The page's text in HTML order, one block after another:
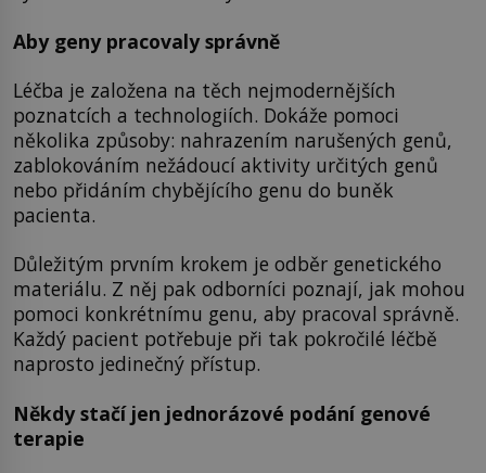
Aby geny pracovaly správně
Léčba je založena na těch nejmodernějších
poznatcích a technologiích. Dokáže pomoci
několika způsoby: nahrazením narušených genů,
zablokováním nežádoucí aktivity určitých genů
nebo přidáním chybějícího genu do buněk
pacienta.
Důležitým prvním krokem je odběr genetického
materiálu. Z něj pak odborníci poznají, jak mohou
pomoci konkrétnímu genu, aby pracoval správně.
Každý pacient potřebuje při tak pokročilé léčbě
naprosto jedinečný přístup.
Někdy stačí jen jednorázové podání genové
terapie